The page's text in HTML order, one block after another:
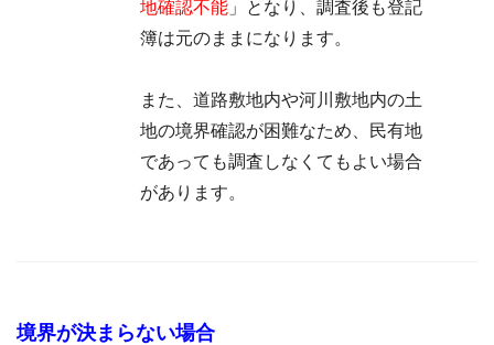
地確認不能 」となり、調査後も登記
簿は元のままになります。
また、道路敷地内や河川敷地内の土
地の境界確認が困難なため、民有地
であっても調査しなくてもよい場合
があります。
境界が決まらない場合